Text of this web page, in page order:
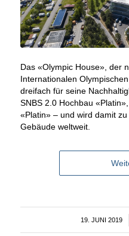
Das «Olympic House», der
Internationalen
dreifach für seine
SNBS 2.0 Hochbau
«Platin» – und wird damit
Gebäude weltweit.
19. JUNI 2019
/